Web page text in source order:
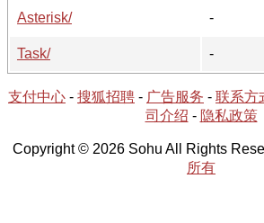
Asterisk/
-
Task/
-
支付中心 - 搜狐招聘 - 广告服务 - 联系方
司介绍 - 隐私政策
Copyright © 2026 Sohu All Rights
所有